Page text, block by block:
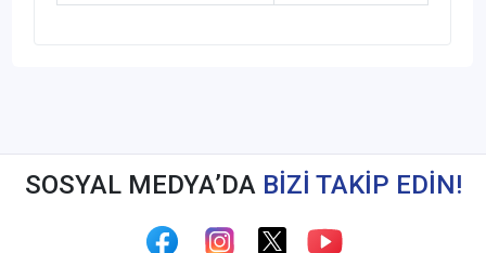
SOSYAL MEDYA’DA BİZİ TAKİP EDİN!